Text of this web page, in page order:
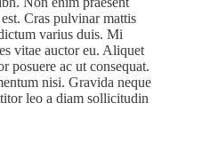
Cras pulvinar mattis
varius duis. Mi
vitae auctor eu. Aliquet
posuere ac ut consequat.
nisi. Gravida neque
leo a diam sollicitudin